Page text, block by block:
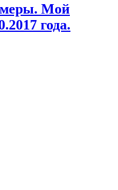
Мой
года.